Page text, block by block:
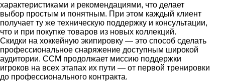
характеристиками и рекомендациями, что делает
выбор простым и понятным. При этом каждый клиент
получает ту же техническую поддержку и консультации,
что и при покупке товаров из новых коллекций.
Скидки на хоккейную экипировку — это способ сделать
профессиональное снаряжение доступным широкой
аудитории. CCM продолжает миссию поддержки
игроков на всех этапах их пути — от первой тренировки
до профессионального контракта.